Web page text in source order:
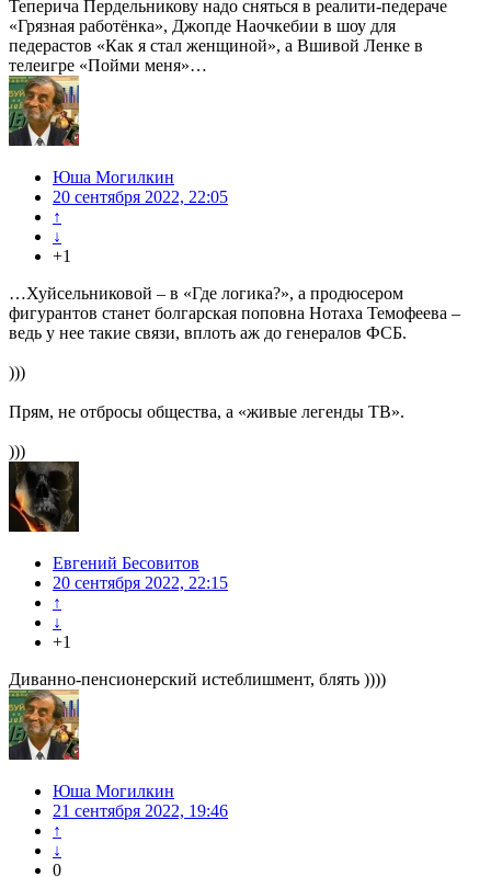
Теперича Пердельникову надо сняться в реалити-педераче
«Грязная работёнка», Джопде Наочкебии в шоу для
педерастов «Как я стал женщиной», а Вшивой Ленке в
телеигре «Пойми меня»…
Юша Могилкин
20 сентября 2022, 22:05
↑
↓
+1
…Хуйсельниковой – в «Где логика?», а продюсером
фигурантов станет болгарская поповна Нотаха Темофеева –
ведь у нее такие связи, вплоть аж до генералов ФСБ.
)))
Прям, не отбросы общества, а «живые легенды ТВ».
)))
Евгений Бесовитов
20 сентября 2022, 22:15
↑
↓
+1
Диванно-пенсионерский истеблишмент, блять ))))
Юша Могилкин
21 сентября 2022, 19:46
↑
↓
0